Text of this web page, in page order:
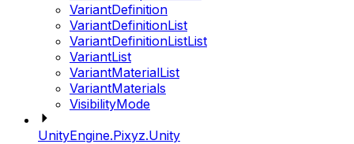
VariantDefinition
VariantDefinitionList
VariantDefinitionListList
VariantList
VariantMaterialList
VariantMaterials
VisibilityMode
UnityEngine.Pixyz.Unity